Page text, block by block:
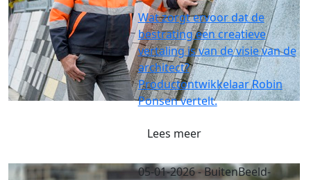
Wat zorgt ervoor dat de
bestrating een creatieve
vertaling is van de visie van de
architect?
Productontwikkelaar Robin
Ponsen vertelt.
Lees meer
05-01-2026- BuitenBeeld-